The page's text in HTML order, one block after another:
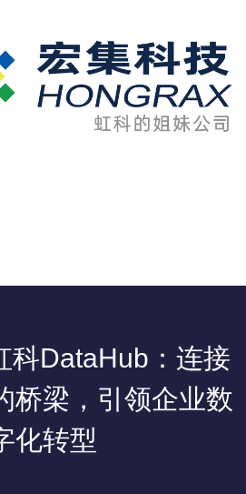
科DataHub：连接
桥梁，引领企业数
化转型